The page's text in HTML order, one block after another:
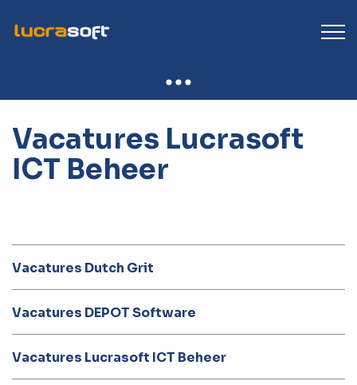
Vacatures Lucrasoft
ICT Beheer
Vacatures Dutch Grit
Vacatures DEPOT Software
Vacatures Lucrasoft ICT Beheer